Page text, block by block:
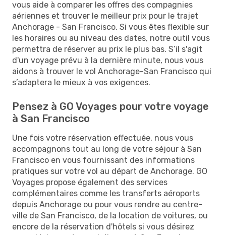
vous aide à comparer les offres des compagnies
aériennes et trouver le meilleur prix pour le trajet
Anchorage - San Francisco. Si vous êtes flexible sur
les horaires ou au niveau des dates, notre outil vous
permettra de réserver au prix le plus bas. S’il s'agit
d'un voyage prévu à la dernière minute, nous vous
aidons à trouver le vol Anchorage-San Francisco qui
s’adaptera le mieux à vos exigences.
Pensez à GO Voyages pour votre voyage
à San Francisco
Une fois votre réservation effectuée, nous vous
accompagnons tout au long de votre séjour à San
Francisco en vous fournissant des informations
pratiques sur votre vol au départ de Anchorage. GO
Voyages propose également des services
complémentaires comme les transferts aéroports
depuis Anchorage ou pour vous rendre au centre-
ville de San Francisco, de la location de voitures, ou
encore de la réservation d'hôtels si vous désirez